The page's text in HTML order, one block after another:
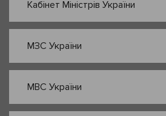
Кабінет Міністрів України
МЗС України
МВС України